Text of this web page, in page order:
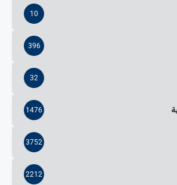
10
396
32
1476
3752
2212